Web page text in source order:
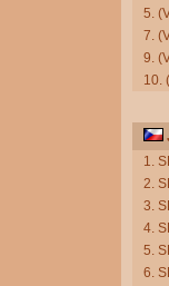
5.
7.
9.
10.
1.
2.
3.
4.
5.
6.